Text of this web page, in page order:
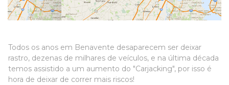
Todos os anos em Benavente desaparecem ser deixar
rastro, dezenas de milhares de veículos, e na última década
temos assistido a um aumento do "Carjacking", por isso é
hora de deixar de correr mais riscos!